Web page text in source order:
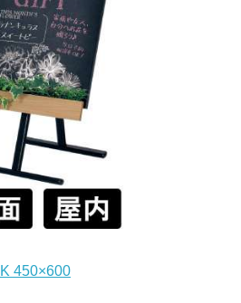
450×600